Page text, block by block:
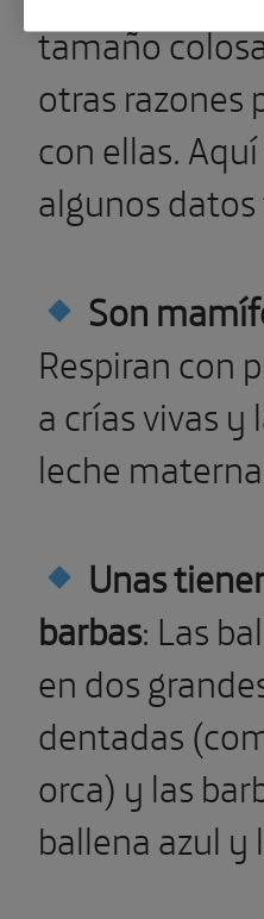
tamaño
otras razones
con ellas.
algunos
Son
Respiran con
a crías vivas
leche
Unas
barbas: Las
en dos
dentadas
orca) y las
ballena azul y